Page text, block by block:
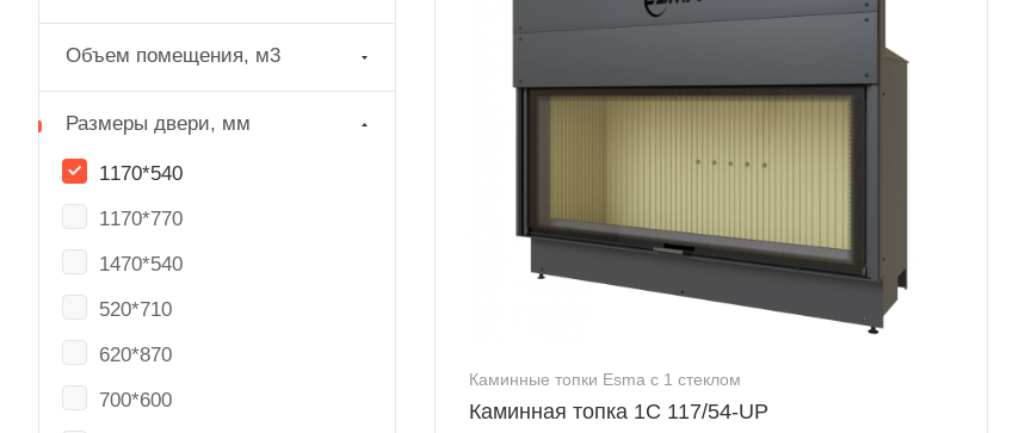
Каминные топки Esma с 1 стеклом
Каминная топка 1C 117/54-UP
Объем помещения, м3
Размеры двери, мм
1170*540
1170*770
1470*540
520*710
620*870
700*600